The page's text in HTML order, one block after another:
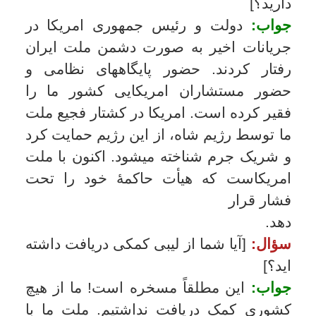
استقرار رژیم خشک و سختی را که بر مبنای
رعایت اصول قرآن پی‏ریزی شده شرح
داده‏اید؛ و اضافه کرده‏اید که در این نظام
جایی برای عقاید و احساسات وجود نخواهد
داشت و صرفاً تعالیم قرآن ملاک عمل
خواهد بود، و افراد مردم فقط از خدا و
قانون او اطاعت خواهند کرد. آیا مردم حاضر
خواهند شد که تا این حد آزادیهایشان محدود
شود؟]
جواب:در یک رژیم اسلامی، آزادیها صریح و
کامل خواهند بود. تنها آزادیهایی به ملت داده
نخواهد شد که برخلاف مصلحت مردم باشد
کافی افکار ما را درک کرده و متوجه آینده
شده‏اند. همین حمایت، ضمناً ثابت می‏کند که
وسیلۀ وسوسه‏های مادی دور سازند ـ
خوشوقت است که بار دیگر در راهِ آسمانی
قدم نهد و روح واقعی خود را بازیابد. ما با